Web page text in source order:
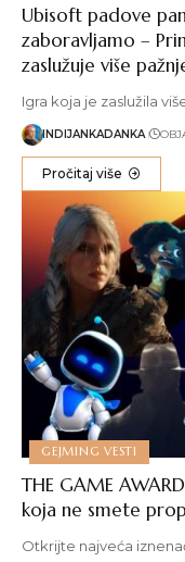
Ubisoft padove
zaboravljamo –
zaslužuje više
Igra koja je zaslužila
INDIJANKADANKA
Pročitaj više
GEJMING VESTI
THE GAME
koja ne smete
Otkrijte najveća